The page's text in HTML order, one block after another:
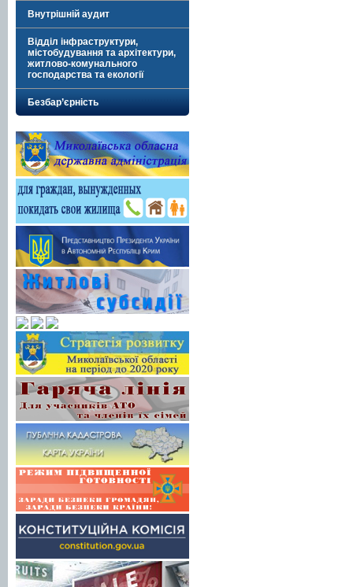
Внутрішній аудит
Відділ інфраструктури,
містобудування та архітектури,
житлово-комунального
господарства та екології
Безбар’єрність